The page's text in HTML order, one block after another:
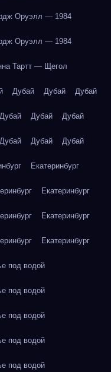
Оруэлл — 1984
Оруэлл — 1984
Тартт — Щегол
Дубай Дубай Дубай
Дубай Дубай Дубай
Дубай Дубай Дубай
Екатеринбург
Екатеринбург
Екатеринбург
Екатеринбург
под водой
под водой
под водой
под водой
под водой